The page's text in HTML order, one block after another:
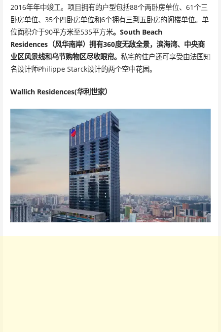
2016年年中竣工。项目拥有的户型包括88个两卧房单位、61个三
卧房单位、35个四卧房单位和6个拥有三到五卧房的阁楼单位。单
位面积介于90平方米至535平方米。South Beach
Residences（风华南岸）拥有360度无敌全景，滨海湾、中央商
业区风景线和乌节购物区尽收眼帘。 私宅的住户还可享受由法国知
名设计师Philippe Starck设计的两个空中花园。
Wallich Residences(华利世家）